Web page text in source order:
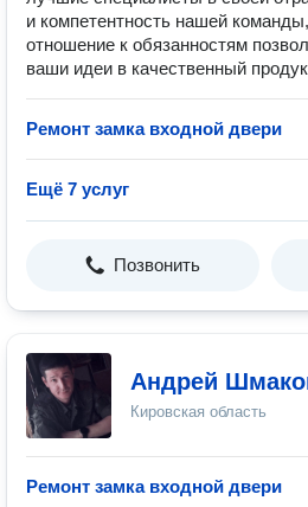
и компетентность нашей
отношение к обязанностям
ваши идеи в качественный
Ремонт замка входной двери
Ещё 7 услуг
Позвонить
Андрей
Кировская область
Ремонт замка входной двери